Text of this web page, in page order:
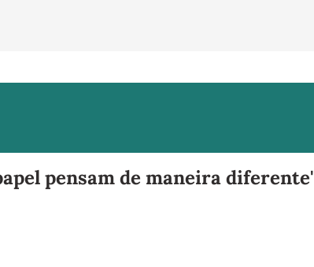
pensam de maneira diferente'